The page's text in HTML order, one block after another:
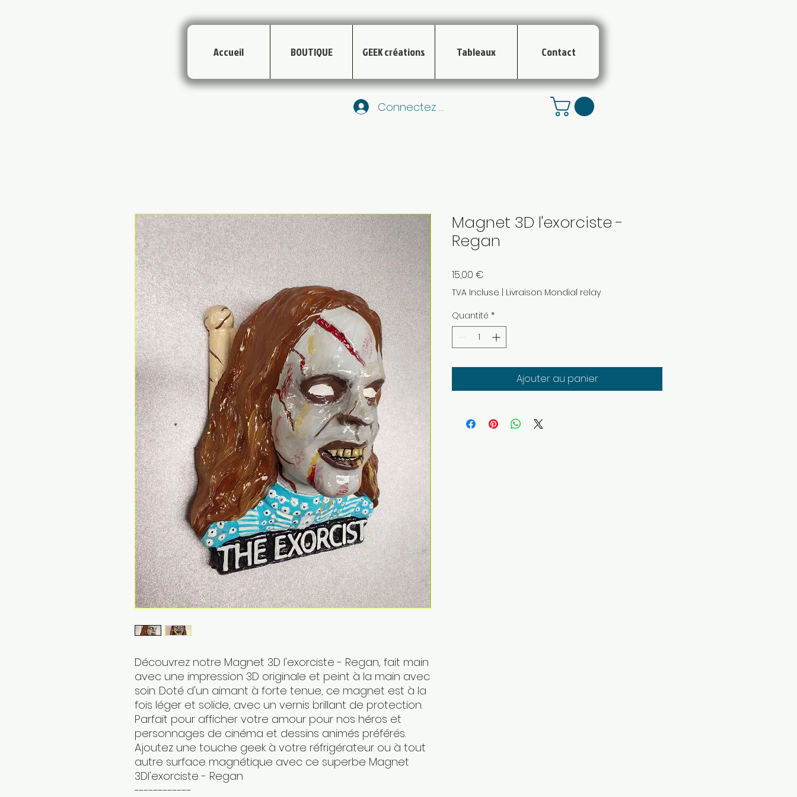
Accueil BOUTIQUE GEEK créations Tableaux Contact
Connectez vous
Découvrez notre Magnet 3D l'exorciste - Regan, fait main
avec une impression 3D originale et peint à la main avec
soin. Doté d'un aimant à forte tenue, ce magnet est à la
fois léger et solide, avec un vernis brillant de protection.
Parfait pour afficher votre amour pour nos héros et
personnages de cinéma et dessins animés préférés.
Ajoutez une touche geek à votre réfrigérateur ou à tout
autre surface magnétique avec ce superbe Magnet
3Dl'exorciste - Regan
------------
Magnet 3D l'exorciste -
Regan
15,00 €
TVA Incluse
Livraison Mondial relay
Quantité *
Ajouter au panier